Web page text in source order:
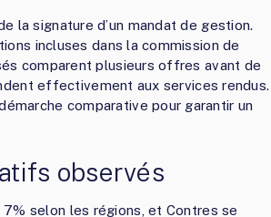
la signature d’un mandat de gestion.
incluses dans la commission de
comparent plusieurs offres avant de
effectivement aux services rendus.
comparative pour garantir un
observés
7% selon les régions, et Contres se